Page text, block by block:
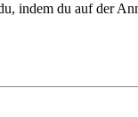
indem du auf der